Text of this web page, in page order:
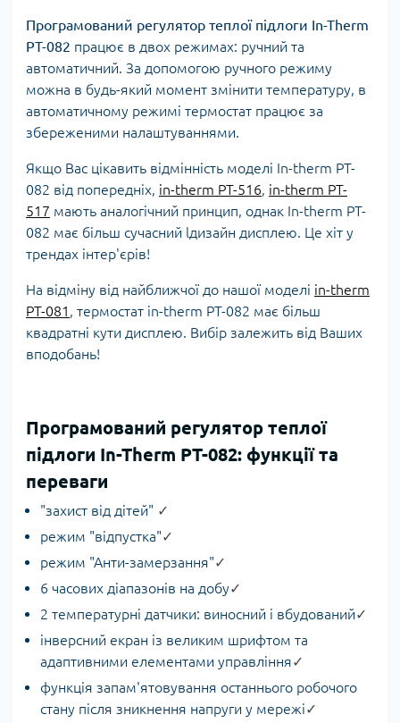
Програмований регулятор теплої підлоги In-Therm
PT-082 працює в двох режимах: ручний та
автоматичний. За допомогою ручного режиму
можна в будь-який момент змінити температуру, в
автоматичному режимі термостат працює за
збереженими налаштуваннями.
Якщо Вас цікавить відмінність моделі In-therm PT-
082 від попередніх, in-therm PT-516 in-therm PT-
517 мають аналогічний принцип, однак In-therm PT-
082 має більш сучасний lдизайн дисплею. Це хіт у
трендах інтер'єрів!
На відміну від найближчої до нашої моделі in-therm
PT-081
, термостат in-therm PT-082 має більш
квадратні кути дисплею. Вибір залежить від Ваших
вподобань!
Програмований регулятор теплої
підлоги In-Therm PT-082: функції та
переваги
"захист від дітей" ✓
режим "відпустка"✓
режим "Анти-замерзання"✓
6 часових діапазонів на добу✓
2 температурні датчики: виносний і вбудований✓
інверсний екран із великим шрифтом та
адаптивними елементами управління✓
функція запам'ятовування останнього робочого
стану після зникнення напруги у мережі✓